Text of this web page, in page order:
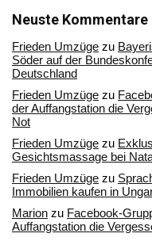
Archiv
Neuste Kommentare
Frieden Umzüge zu
Söder auf der
Deutschland
Frieden Umzüge zu
der Auffangstation die
Not
Frieden Umzüge zu
Gesichtsmassage bei
Frieden Umzüge zu
Immobilien kaufen in
Marion zu Facebook-
Auffangstation die